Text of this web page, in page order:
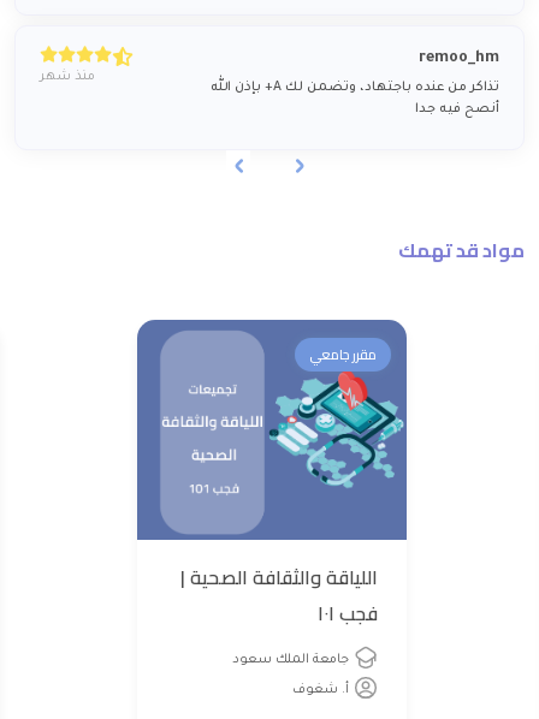
remoo_hm
تذاكر من عنده باجتهاد، وتضمن لك A+ بإذن الله
أنصح فيه جدا
منذ شهر
مواد قد تهمك
مقرر جامعي
اللياقة والثقافة الصحية |
فجب ١٠١
جامعة الملك سعود
أ. شغوف